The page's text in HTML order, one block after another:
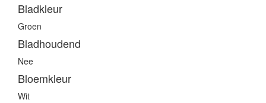
Bladkleur
Groen
Bladhoudend
Nee
Bloemkleur
Wit